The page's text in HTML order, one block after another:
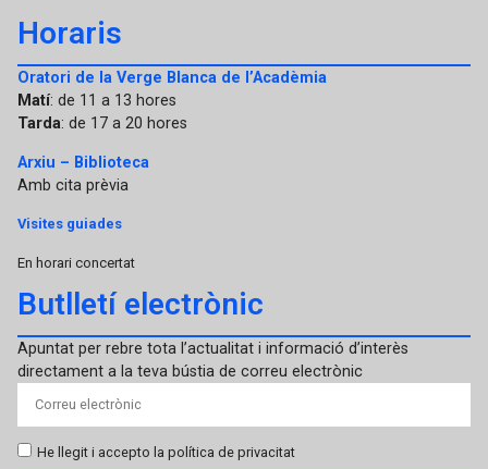
Horaris
Oratori de la Verge Blanca de l’Acadèmia
Matí: de 11 a 13 hores
Tarda: de 17 a 20 hores
Arxiu – Biblioteca
Amb cita prèvia
Visites guiades
En horari concertat
Butlletí electrònic
Apuntat per rebre tota l’actualitat i informació d’interès
directament a la teva bústia de correu electrònic
He llegit i accepto la política de privacitat